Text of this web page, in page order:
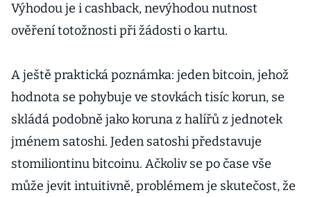
Výhodou je i cashback, nevýhodou nutnost
ověření totožnosti při žádosti o kartu.
A ještě praktická poznámka: jeden bitcoin, jehož
hodnota se pohybuje ve stovkách tisíc korun, se
skládá podobně jako koruna z halířů z jednotek
jménem satoshi. Jeden satoshi představuje
stomiliontinu bitcoinu. Ačkoliv se po čase vše
může jevit intuitivně, problémem je skutečost, že